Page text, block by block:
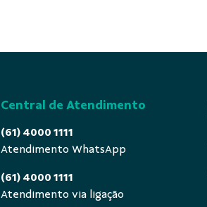
Central de Atendimento
(61) 4000 1111
Atendimento WhatsApp
(61) 4000 1111
Atendimento via ligação